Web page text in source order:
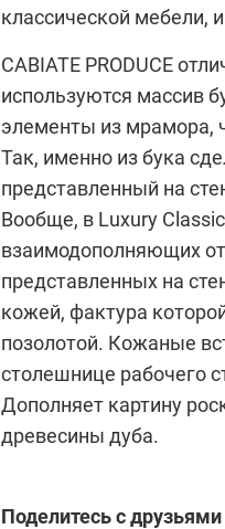
классической мебели,
CABIATE PRODUCE
используются массив
элементы из мрамора,
Так, именно из бука
представленный на
Вообще, в Luxury
взаимодополняющих
представленных на
кожей, фактура
позолотой. Кожаные
столешнице рабочего
Дополняет картину
древесины дуба.
Поделитесь с друзьями